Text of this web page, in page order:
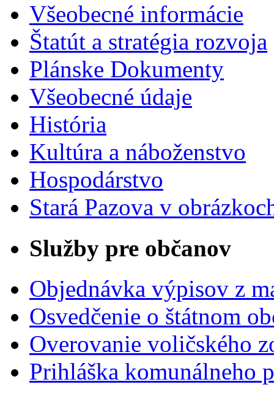
Všeobecné informácie
Štatút a stratégia rozvoja
Plánske Dokumenty
Všeobecné údaje
História
Kultúra a náboženstvo
Hospodárstvo
Stará Pazova v
Služby pre občanov
Objednávka výpisov z
Osvedčenie o štátnom
Overovanie voličského
Prihláška komunálneho